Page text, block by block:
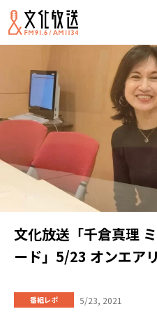
文化放送「千倉真理
ード」5/23 オンエア
番組レポ 5/23, 2021